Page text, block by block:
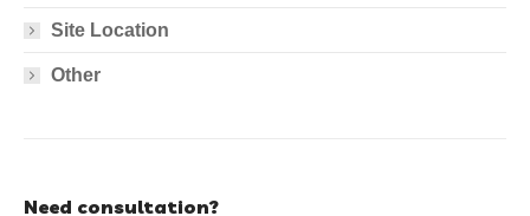
Site Location
Other
Need consultation?